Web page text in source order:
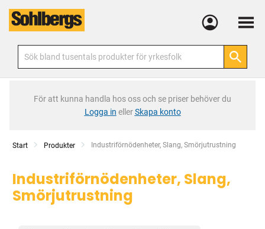
Meny
För att kunna handla hos oss och se priser behöver du
Logga in ellerSkapa konto
Start Produkter Current:
Industriförnödenheter, Slang, Smörjutrustning
Industriförnödenheter, Slang,
Smörjutrustning